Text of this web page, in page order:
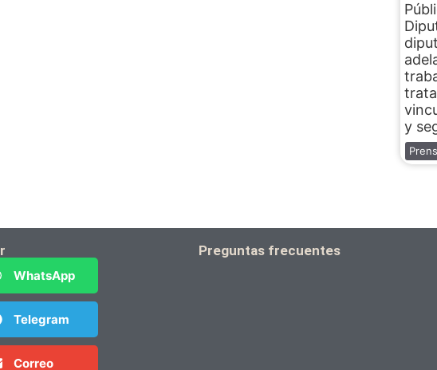
y
WhatsApp
Telegram
Correo
Preguntas frecuentes